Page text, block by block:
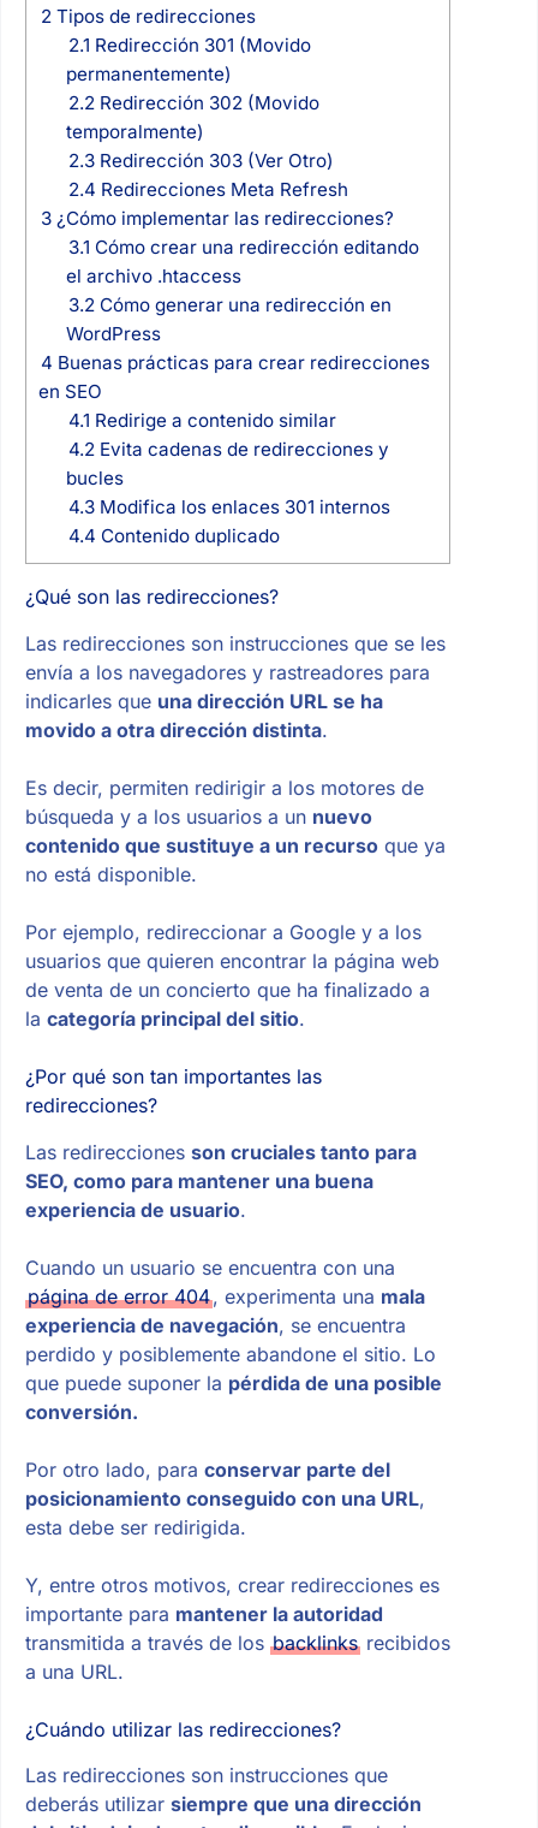
2Tipos de redirecciones
2.1 Redirección 301 (Movido
permanentemente)
2.2Redirección 302 (Movido
temporalmente)
2.3Redirección 303 (Ver Otro)
2.4 Redirecciones Meta Refresh
3¿Cómo implementar las redirecciones?
3.1 Cómo crear una redirección editando
el archivo .htaccess
3.2Cómo generar una redirección en
WordPress
4 Buenas prácticas para crear redirecciones
en SEO
4.1 Redirige a contenido similar
4.2Evita cadenas de redirecciones y
bucles
4.3Modifica los enlaces 301 internos
4.4 Contenido duplicado
¿Qué son las redirecciones?
Las redirecciones son instrucciones que se les
envía a los navegadores y rastreadores para
indicarles que una dirección URL se ha
movido a otra dirección distinta.
Es decir, permiten redirigir a los motores de
búsqueda y a los usuarios a un nuevo
contenido que sustituye a un recursoque ya
no está disponible.
Por ejemplo, redireccionar a Google y a los
usuarios que quieren encontrar la página web
de venta de un concierto que ha finalizado a
la categoría principal del sitio.
¿Por qué son tan importantes las
redirecciones?
Las redirecciones son cruciales tanto para
SEO, como para mantener una buena
experiencia de usuario.
Cuando un usuario se encuentra con una
página de error 404, experimenta una mala
experiencia de navegación, se encuentra
perdido y posiblemente abandone el sitio. Lo
que puede suponer la pérdida de una posible
conversión.
Por otro lado, para conservar parte del
posicionamiento conseguido con una URL,
esta debe ser redirigida.
Y, entre otros motivos, crear redirecciones es
importante para mantener la autoridad
transmitida a través de los backlinksrecibidos
a una URL.
¿Cuándo utilizar las redirecciones?
Las redirecciones son instrucciones que
deberás utilizar siempre que una dirección